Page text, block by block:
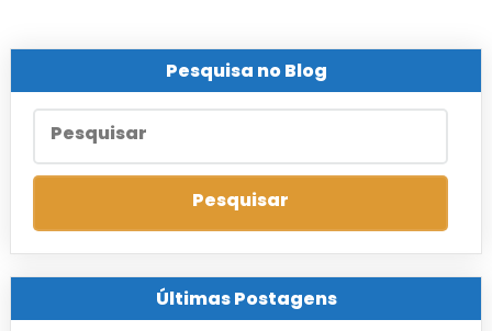
Pesquisa no Blog
Últimas Postagens